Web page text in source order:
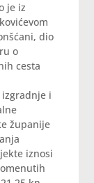
je iz
dio
o
cesta
i
županije
iznosi